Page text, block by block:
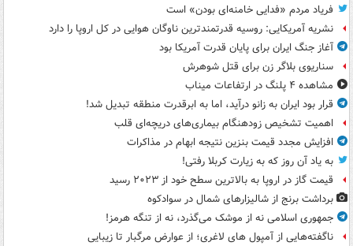
فریاد مردم «فدایی خامنه‌ای بودن» است
نشریه آمریکایی: روسیه قدرتمندترین ناوگان هوایی در کل اروپا را دارد
آغاز جنگ ایران برای پایان قدرت آمریکا بود
سناریوی بلاگر زن برای قتل شوهرش
مشاهده ۴ پلنگ در ارتفاعات میناب
قرار بود ایران به زانو درآید، اما به ابرقدرت منطقه تبدیل شد!
اهمیت تشخیص زودهنگام بیماری‌های دریچه‌ای قلب
افزایش مجدد قیمت بنزین نتیجه ابهام در مذاکرات
به یاد آن روز که به زیارت کربلا رفتی!
قیمت گاز در اروپا به بالاترین سطح خود از ۲۰۲۳ رسید
برداشت برنج از شالیزارهای شمال در سوادکوه
جمهوری اسلامی نه از موشک می‌گذرد، نه از تنگه هرمز!
ناگفته‌هایی از آمپول های لاغری؛ از عوارض مرگبار تا زیبایی